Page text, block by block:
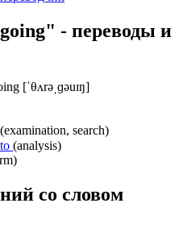
- переводы и
[ˈθʌrəˌɡəuɪŋ]
(examination, search)
(analysis)
со словом